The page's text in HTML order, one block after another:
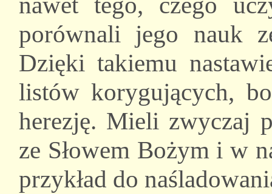
porównali jego nauk
Dzięki takiemu
listów korygujących,
herezję. Mieli zwyczaj
ze Słowem Bożym i w
przykład do